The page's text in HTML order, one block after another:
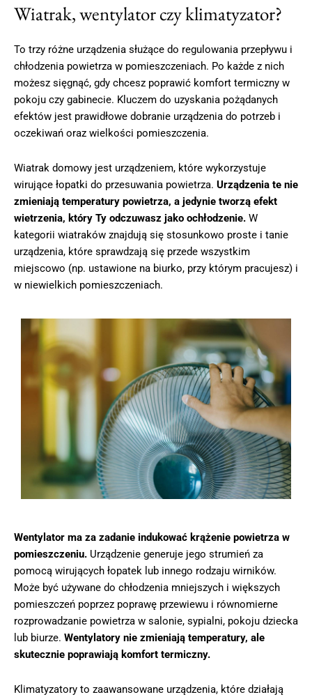
Wiatrak, wentylator czy klimatyzator?
To trzy różne urządzenia służące do regulowania przepływu i
chłodzenia powietrza w pomieszczeniach. Po każde z nich
możesz sięgnąć, gdy chcesz poprawić komfort termiczny w
pokoju czy gabinecie. Kluczem do uzyskania pożądanych
efektów jest prawidłowe dobranie urządzenia do potrzeb i
oczekiwań oraz wielkości pomieszczenia.
Wiatrak domowy jest urządzeniem, które wykorzystuje
wirujące łopatki do przesuwania powietrza. Urządzenia te nie
zmieniają temperatury powietrza, a jedynie tworzą efekt
wietrzenia, który Ty odczuwasz jako ochłodzenie. W
kategorii wiatraków znajdują się stosunkowo proste i tanie
urządzenia, które sprawdzają się przede wszystkim
miejscowo (np. ustawione na biurko, przy którym pracujesz) i
w niewielkich pomieszczeniach.
Wentylator ma za zadanie indukować krążenie powietrza w
pomieszczeniu. Urządzenie generuje jego strumień za
pomocą wirujących łopatek lub innego rodzaju wirników.
Może być używane do chłodzenia mniejszych i większych
pomieszczeń poprzez poprawę przewiewu i równomierne
rozprowadzanie powietrza w salonie, sypialni, pokoju dziecka
lub biurze. Wentylatory nie zmieniają temperatury, ale
skutecznie poprawiają komfort termiczny.
Klimatyzatory to zaawansowane urządzenia, które działają